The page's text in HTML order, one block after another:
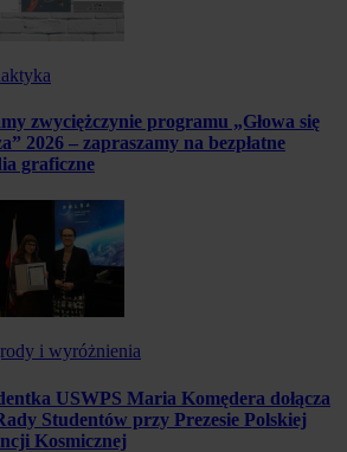
zwyciężczynie programu „Głowa się
2026 – zapraszamy na bezpłatne
graficzne
i wyróżnienia
USWPS Maria Komędera dołącza
Studentów przy Prezesie Polskiej
Kosmicznej